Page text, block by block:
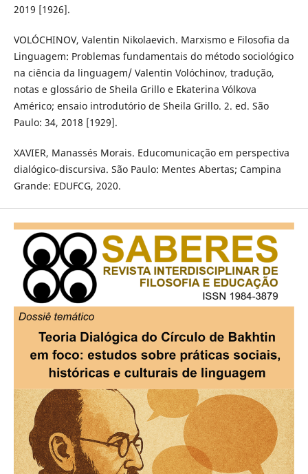
2019 [1926].
VOLÓCHINOV, Valentin Nikolaevich. Marxismo e Filosofia da
Linguagem: Problemas fundamentais do método sociológico
na ciência da linguagem/ Valentin Volóchinov, tradução,
notas e glossário de Sheila Grillo e Ekaterina Vólkova
Américo; ensaio introdutório de Sheila Grillo. 2. ed. São
Paulo: 34, 2018 [1929].
XAVIER, Manassés Morais. Educomunicação em perspectiva
dialógico-discursiva. São Paulo: Mentes Abertas; Campina
Grande: EDUFCG, 2020.